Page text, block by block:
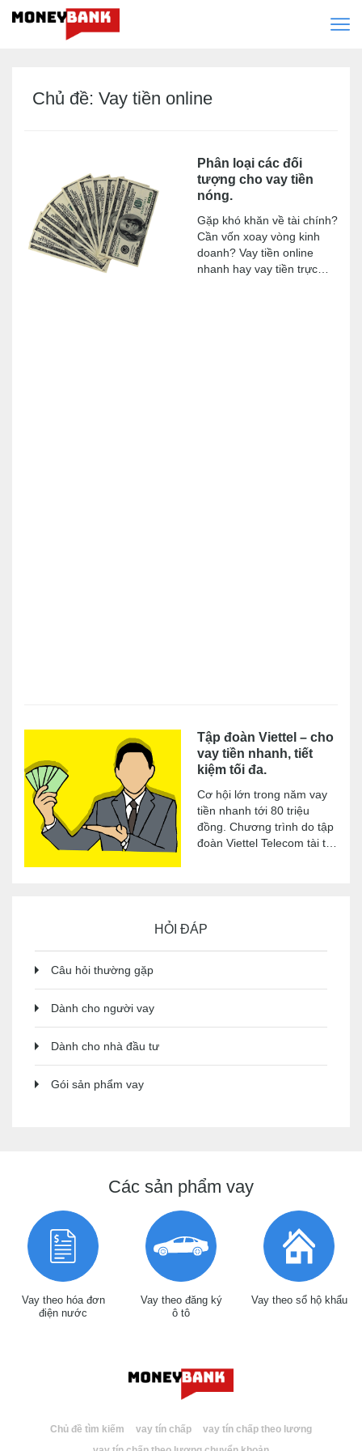
Chủ đề: Vay tiền online
Phân loại các đối
tượng cho vay tiền
nóng.
Gặp khó khăn về tài chính?
Cần vốn xoay vòng kinh
doanh? Vay tiền online
nhanh hay vay tiền trực
Tập đoàn Viettel – cho
vay tiền nhanh, tiết
kiệm tối đa.
Cơ hội lớn trong năm vay
tiền nhanh tới 80 triệu
đồng. Chương trình do tập
đoàn Viettel Telecom tài trợ
HỎI ĐÁP
Câu hỏi thường gặp
Dành cho người vay
Dành cho nhà đầu tư
Gói sản phẩm vay
Các sản phẩm vay
Vay theo hóa đơn
điện nước
Vay theo đăng ký
ô tô
Vay theo sổ hộ khẩu
Chủ đề tìm kiếm vay tín chấp
vay tín chấp theo lương